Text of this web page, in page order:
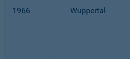
1966 Wuppertal